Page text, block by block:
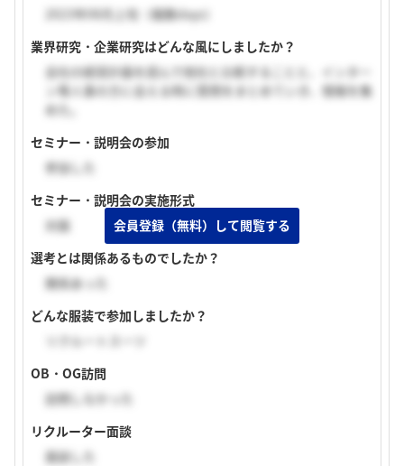
2023年08月上旬（複数days）
業界研究・企業研究はどんな風にしましたか？
会社の経営計画を読んで他社と比較することと、インター
ン等人事の方に会える時に質問をまとめていき、情報を集
めた。
セミナー・説明会の参加
参加した
セミナー・説明会の実施形式
対面
選考とは関係あるものでしたか？
関係あった
どんな服装で参加しましたか？
リクルートスーツ
OB・OG訪問
訪問しなかった
リクルーター面談
面談した
会員登録（無料）して閲覧する